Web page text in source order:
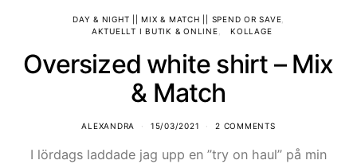
DAY & NIGHT || MIX & MATCH || SPEND OR SAVE
AKTUELLT I BUTIK & ONLINE
KOLLAGE
Oversized white shirt – Mix
& Match
ALEXANDRA 15/03/2021 2 COMMENTS
I lördags laddade jag upp en ”try on haul” på min